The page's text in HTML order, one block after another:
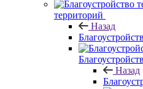
территорий
Назад
Назад